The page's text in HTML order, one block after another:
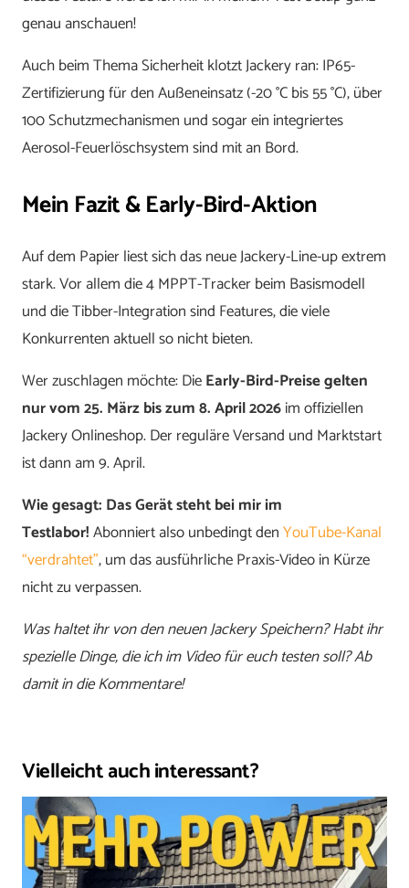
genau anschauen!
Auch beim Thema Sicherheit klotzt Jackery ran: IP65-
Zertifizierung für den Außeneinsatz (-20 °C bis 55 °C), über
100 Schutzmechanismen und sogar ein integriertes
Aerosol-Feuerlöschsystem sind mit an Bord.
Mein Fazit & Early-Bird-Aktion
Auf dem Papier liest sich das neue Jackery-Line-up extrem
stark. Vor allem die 4 MPPT-Tracker beim Basismodell
und die Tibber-Integration sind Features, die viele
Konkurrenten aktuell so nicht bieten.
Wer zuschlagen möchte: DieEarly-Bird-Preise gelten
nur vom 25. März bis zum 8. April 2026im offiziellen
Jackery Onlineshop. Der reguläre Versand und Marktstart
ist dann am 9. April.
Wie gesagt: Das Gerät steht bei mir im
Testlabor!Abonniert also unbedingt denYouTube-Kanal
“verdrahtet”, um das ausführliche Praxis-Video in Kürze
nicht zu verpassen.
Was haltet ihr von den neuen Jackery Speichern? Habt ihr
spezielle Dinge, die ich im Video für euch testen soll? Ab
damit in die Kommentare!
Vielleicht auch interessant?